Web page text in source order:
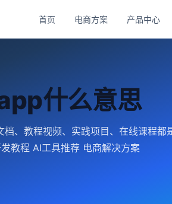
首页 电商方案 产品中心
什么意思
、教程视频、实践项目、在线课程都
教程 AI工具推荐 电商解决方案